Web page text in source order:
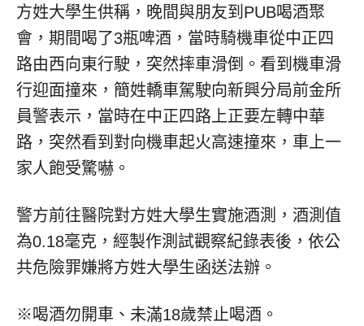
方姓大學生供稱，晚間與朋友到PUB喝酒聚
會，期間喝了3瓶啤酒，當時騎機車從中正四
路由西向東行駛，突然摔車滑倒。看到機車滑
行迎面撞來，簡姓轎車駕駛向新興分局前金所
員警表示，當時在中正四路上正要左轉中華
路，突然看到對向機車起火高速撞來，車上一
家人飽受驚嚇。
警方前往醫院對方姓大學生實施酒測，酒測值
為0.18毫克，經製作測試觀察紀錄表後，依公
共危險罪嫌將方姓大學生函送法辦。
※喝酒勿開車、未滿18歲禁止喝酒。